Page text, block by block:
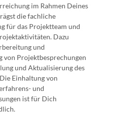
im Rahmen Deines
die fachliche
für das Projektteam und
Dazu
und
von Projektbesprechungen
und Aktualisierung des
Einhaltung von
und
ist für Dich